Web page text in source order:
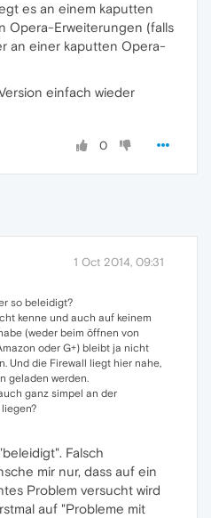
es an einem kaputten
Opera-Erweiterungen (falls
an einer kaputten Opera-
einfach wieder
0
1 Oct 2014, 09:31
so beleidigt?
kenne und auch auf keinem
(weder beim öffnen von
oder G+) bleibt ja nicht
Und die Firewall liegt hier nahe,
geladen werden.
ganz simpel an der
Falsch
mir nur, dass auf ein
Problem versucht wird
auf "Probleme mit